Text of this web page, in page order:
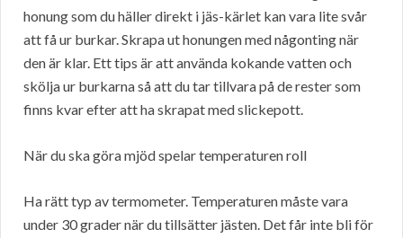
honung som du häller direkt i jäs-kärlet kan vara lite svår
att få ur burkar. Skrapa ut honungen med någonting när
den är klar. Ett tips är att använda kokande vatten och
skölja ur burkarna så att du tar tillvara på de rester som
finns kvar efter att ha skrapat med slickepott.
När du ska göra mjöd spelar temperaturen roll
Ha rätt typ av termometer. Temperaturen måste vara
under 30 grader när du tillsätter jästen. Det får inte bli för